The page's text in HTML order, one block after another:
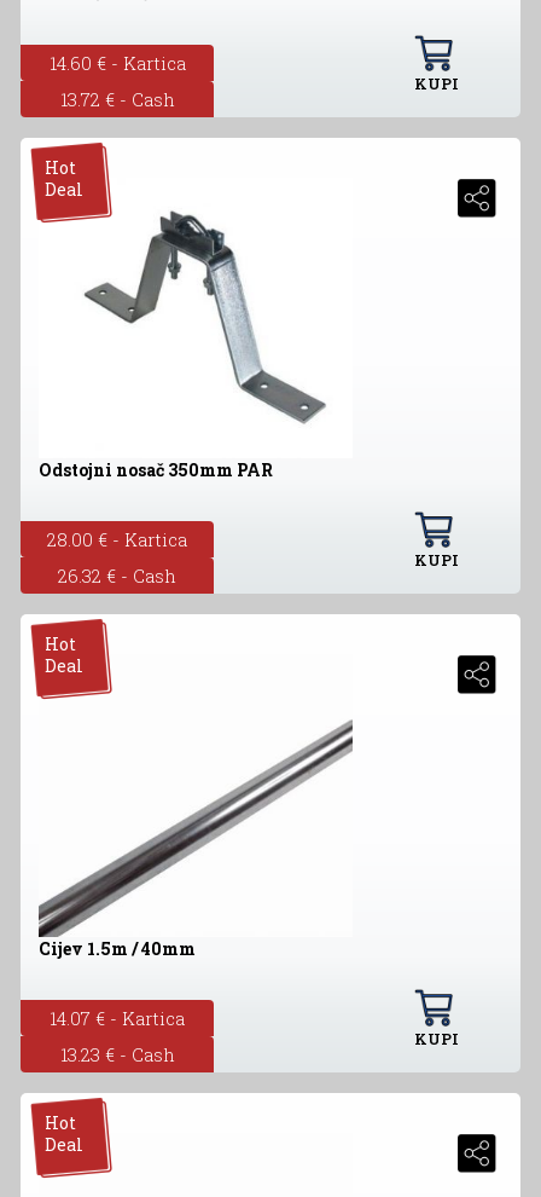
14.60 € - Kartica
13.72 € - Cash
KUPI
Hot
Deal
Odstojni nosač 350mm PAR
28.00 € - Kartica
26.32 € - Cash
KUPI
Hot
Deal
Cijev 1.5m / 40mm
14.07 € - Kartica
13.23 € - Cash
KUPI
Hot
Deal